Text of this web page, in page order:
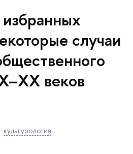
случаи
веко
культурология